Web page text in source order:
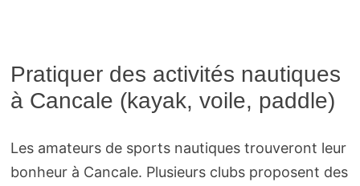
Pratiquer des activités nautiques
à Cancale (kayak, voile, paddle)
Les amateurs de sports nautiques trouveront leur
bonheur à Cancale. Plusieurs clubs proposent des